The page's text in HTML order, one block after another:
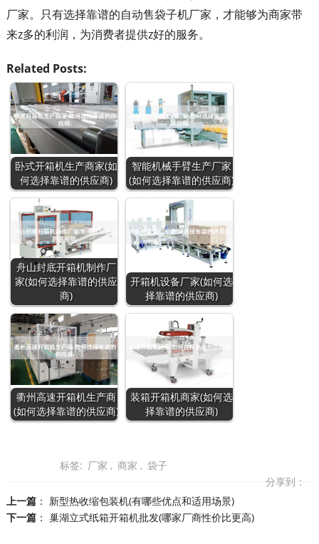
厂家。只有选择靠谱的自动售袋子机厂家，才能够为商家带
来z多的利润，为消费者提供z好的服务。
Related Posts:
卧式开箱机生产商家(如
何选择靠谱的供应商)
智能机械手臂生产厂家
(如何选择靠谱的供应商)
舟山封底开箱机制作厂
家(如何选择靠谱的供应
商)
开箱机设备厂家(如何选
择靠谱的供应商)
衢州高速开箱机生产商
(如何选择靠谱的供应商)
装箱开箱机商家(如何选
择靠谱的供应商)
标签: 厂家 , 商家 , 袋子
分享到：
上一篇： 新型热收缩包装机(有哪些优点和适用场景)
下一篇： 巢湖立式纸箱开箱机批发(哪家厂商性价比更高)